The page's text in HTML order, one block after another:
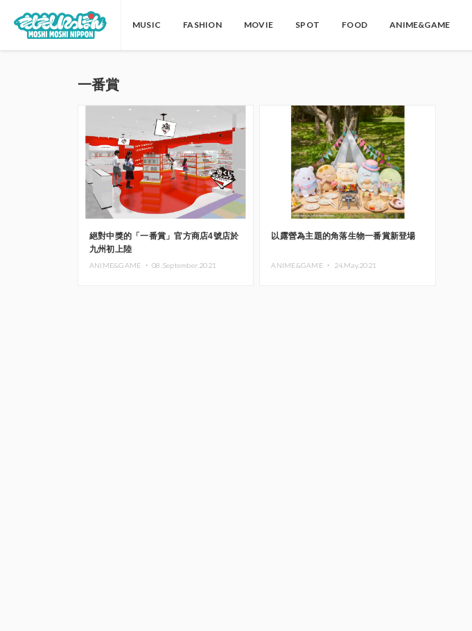
MUSIC FASHION MOVIE SPOT FOOD ANIME&GAME
一番賞
絕對中獎的「一番賞」官方商店4號店於
九州初上陸
ANIME&GAME ・08.September.2021
以露營為主題的角落生物一番賞新登場
ANIME&GAME ・ 24.May.2021